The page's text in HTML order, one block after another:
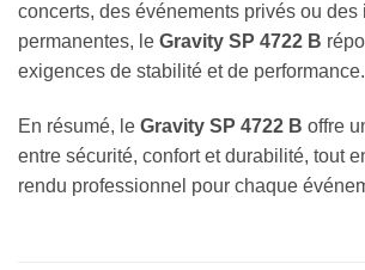
concerts, des événements privés ou des
permanentes, le Gravity SP 4722 B
exigences de stabilité et de performance.
En résumé, le Gravity SP 4722 B offre
entre sécurité, confort et durabilité, tout
rendu professionnel pour chaque